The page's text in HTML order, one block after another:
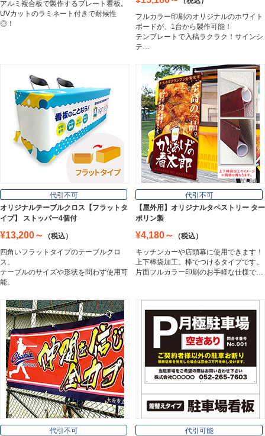
ホワイトボード
White Board
プレート看板
Plate Board
壁面看板
Wall Sign
フロアサイン／路面表示
Floor / Road Surface Sign
アルミ複合板
Aluminum Composite Board
スチレンボード
Styrene Board
板材
Board
フレーム／看板枠
Frame
アルミ複合板で製作するプレート看板。
UVカットのラミネート付きで耐候性
◎！
フルカラー印刷のオリジナルのホワイト
ボードが、1台から製作可能！
テンプレートで入稿ラクラク！サインシ
テ…
代引不可
オリジナルテーブルクロス【フラットタ
イプ】 ストッパー4個付
¥13,200～
（税込）
四角いフラットタイプのテーブルクロ
ス。
テーブルのサイズや形状を問わず使用可
能。
代引不可
【屋外用】オリジナルタペストリー ター
ポリン製
¥4,180～
（税込）
キッチンカーや店頭幕に使用できます！
上下棒袋加工。棒でつけるタイプです。
片面フルカラー印刷のお手軽な仕様で…
代引不可
代引可能